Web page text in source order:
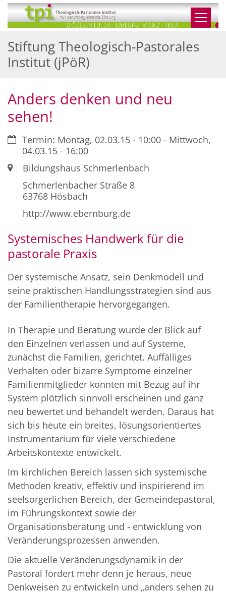
Zum Inhalt springen
Stiftung Theologisch-Pastorales
Institut (jPöR)
Anders denken und neu
sehen!
Datum:Termin: Montag, 02.03.15 - 10:00 - Mittwoch,
04.03.15 - 16:00
Ort: Bildungshaus Schmerlenbach
Schmerlenbacher Straße 8
63768 Hösbach
http://www.ebernburg.de
Systemisches Handwerk für die
pastorale Praxis
Der systemische Ansatz, sein Denkmodell und
seine praktischen Handlungsstrategien sind aus
der Familientherapie hervorgegangen.
In Therapie und Beratung wurde der Blick auf
den Einzelnen verlassen und auf Systeme,
zunächst die Familien, gerichtet. Auffälliges
Verhalten oder bizarre Symptome einzelner
Familienmitglieder konnten mit Bezug auf ihr
System plötzlich sinnvoll erscheinen und ganz
neu bewertet und behandelt werden. Daraus hat
sich bis heute ein breites, lösungsorientiertes
Instrumentarium für viele verschiedene
Arbeitskontexte entwickelt.
Im kirchlichen Bereich lassen sich systemische
Methoden kreativ, effektiv und inspirierend im
seelsorgerlichen Bereich, der Gemeindepastoral,
im Führungskontext sowie der
Organisationsberatung und - entwicklung von
Veränderungsprozessen anwenden.
Die aktuelle Veränderungsdynamik in der
Pastoral fordert mehr denn je heraus, neue
Denkweisen zu entwickeln und „anders sehen zu